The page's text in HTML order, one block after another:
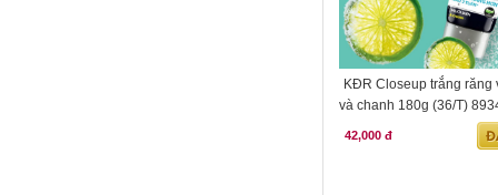
KĐR Closeup trắng răng
và chanh 180g (36/T)
42,000 đ